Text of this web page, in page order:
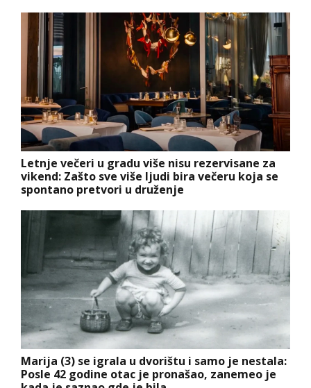
Letnje večeri u gradu više nisu rezervisane za
vikend: Zašto sve više ljudi bira večeru koja se
spontano pretvori u druženje
Marija (3) se igrala u dvorištu i samo je nestala:
Posle 42 godine otac je pronašao, zanemeo je